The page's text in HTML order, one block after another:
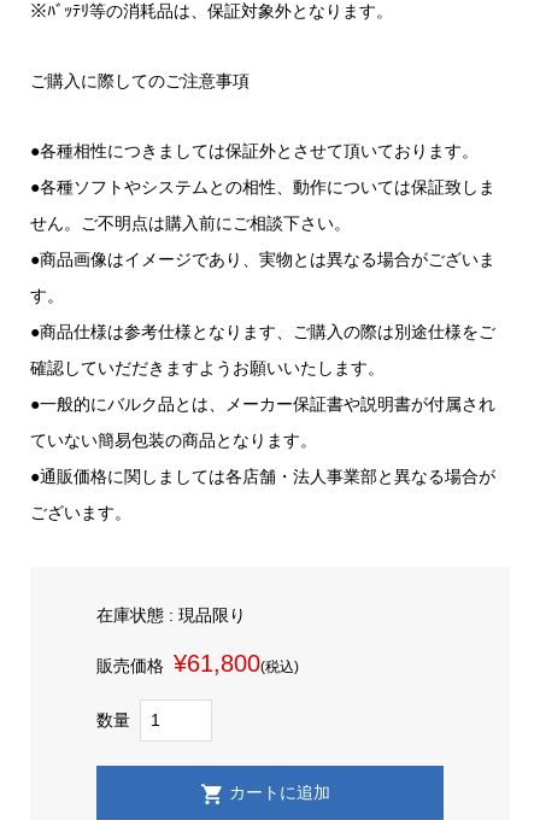
※ﾊﾞｯﾃﾘ等の消耗品は、保証対象外となります。
ご購入に際してのご注意事項
●各種相性につきましては保証外とさせて頂いております。
●各種ソフトやシステムとの相性、動作については保証致しま
せん。ご不明点は購入前にご相談下さい。
●商品画像はイメージであり、実物とは異なる場合がございま
す。
●商品仕様は参考仕様となります、ご購入の際は別途仕様をご
確認していだだきますようお願いいたします。
●一般的にバルク品とは、メーカー保証書や説明書が付属され
ていない簡易包装の商品となります。
●通販価格に関しましては各店舗・法人事業部と異なる場合が
ございます。
在庫状態 : 現品限り
販売価格 ¥61,800(税込)
数量